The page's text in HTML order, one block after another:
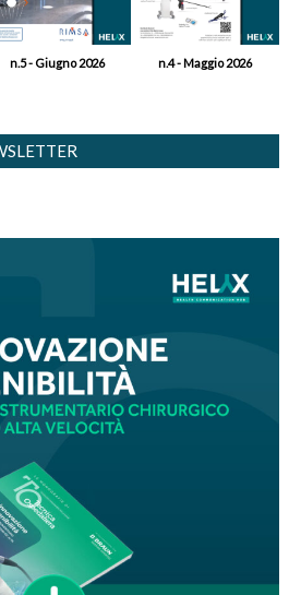
n.5 - Giugno 2026 n.4 - Maggio 2026